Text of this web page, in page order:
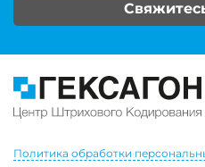
Политика обработки